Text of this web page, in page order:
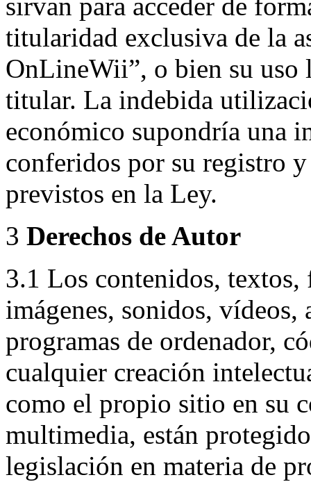
sirvan para acceder de
titularidad exclusiva de la
OnLineWii”, o bien su
titular. La indebida
económico supondría una
conferidos por su registro
previstos en la Ley.
3 Derechos de Autor
3.1 Los contenidos,
imágenes, sonidos, vídeos,
programas de ordenador,
cualquier creación
como el propio sitio en su
multimedia, están
legislación en materia de